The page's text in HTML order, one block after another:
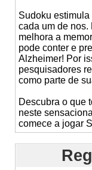
Sudoku
cada um de nos.
melhora a
pode conter e
Alzheimer! Por
pesquisadores
como parte de
Descubra o que
neste
comece a jogar